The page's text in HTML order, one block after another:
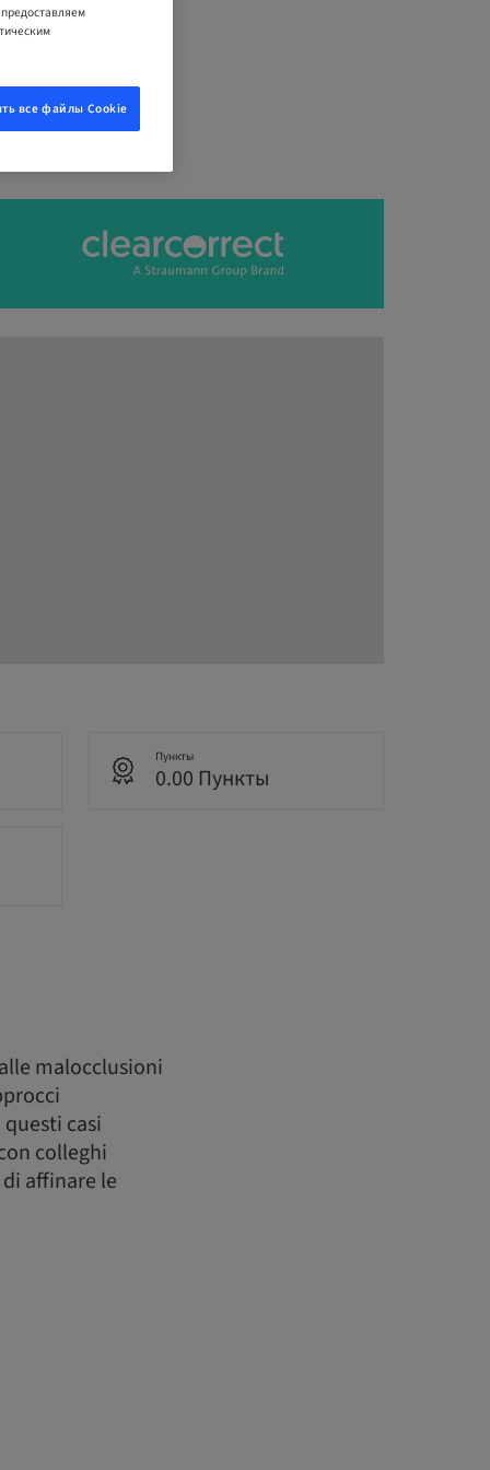
Пункты
0.00 Пункты
malocclusioni
casi
colleghi
affinare le
все файлы Cookie